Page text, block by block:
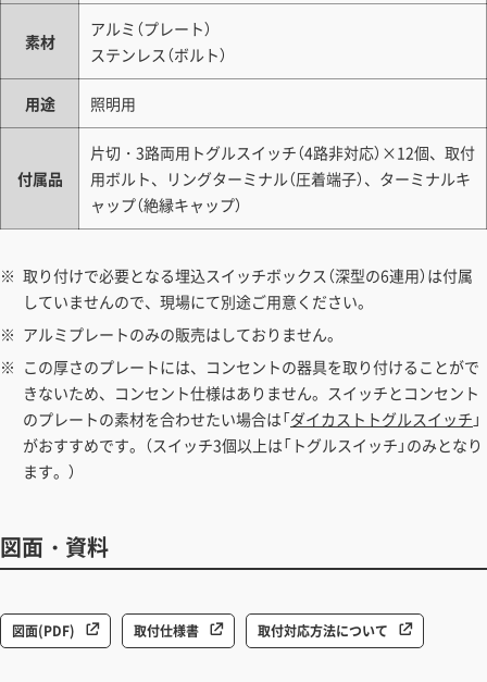
素材
アルミ（プレート）
ステンレス（ボルト）
用途 照明用
付属品
片切・3路両用トグルスイッチ（4路非対応）×12個、取付
用ボルト、リングターミナル（圧着端子）、ターミナルキ
ャップ（絶縁キャップ）
取り付けで必要となる埋込スイッチボックス（深型の6連用）は付属
していませんので、現場にて別途ご用意ください。
アルミプレートのみの販売はしておりません。
この厚さのプレートには、コンセントの器具を取り付けることがで
きないため、コンセント仕様はありません。スイッチとコンセント
のプレートの素材を合わせたい場合は「ダイカストトグルスイッチ 」
がおすすめです。（スイッチ3個以上は「トグルスイッチ」のみとなり
ます。）
図面・資料
図面(PDF) 取付仕様書 取付対応方法について